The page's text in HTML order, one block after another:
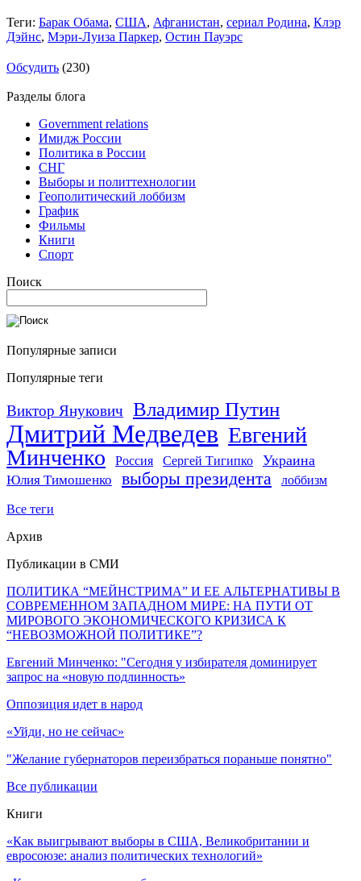
Теги: Барак Обама, США, Афганистан, сериал Родина, Клэр
Дэйнс, Мэри-Луиза Паркер, Остин Пауэрс
Обсудить (230)
Разделы блога
Government relations
Имидж России
Политика в России
СНГ
Выборы и политтехнологии
Геополитический лоббизм
График
Фильмы
Книги
Спорт
Поиск
Популярные записи
Популярные теги
Виктор Янукович Владимир Путин
Дмитрий Медведев Евгений
Минченко
Россия Сергей Тигипко Украина
Юлия Тимошенко выборы президента лоббизм
Все теги
Архив
Публикации в СМИ
ПОЛИТИКА “МЕЙНСТРИМА” И ЕЕ АЛЬТЕРНАТИВЫ В
СОВРЕМЕННОМ ЗАПАДНОМ МИРЕ: НА ПУТИ ОТ
МИРОВОГО ЭКОНОМИЧЕСКОГО КРИЗИСА К
“НЕВОЗМОЖНОЙ ПОЛИТИКЕ”?
Евгений Минченко: "Сегодня у избирателя доминирует
запрос на «новую подлинность»
Оппозиция идет в народ
«Уйди, но не сейчас»
"Желание губернаторов переизбраться пораньше понятно"
Все публикации
Книги
«Как выигрывают выборы в США, Великобритании и
евросоюзе: анализ политических технологий»